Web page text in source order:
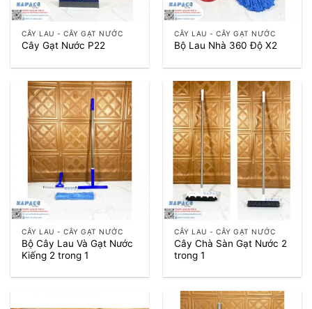
CÂY LAU - CÂY GẠT NƯỚC
Cây Gạt Nước P22
CÂY LAU - CÂY GẠT NƯỚC
Bộ Lau Nhà 360 Độ X2
CÂY LAU - CÂY GẠT NƯỚC
Bộ Cây Lau Và Gạt Nước
Kiếng 2 trong 1
CÂY LAU - CÂY GẠT NƯỚC
Cây Chà Sàn Gạt Nước 2
trong 1